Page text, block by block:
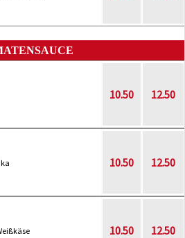
10.50 12.50
10.50 12.50
10.50 12.50